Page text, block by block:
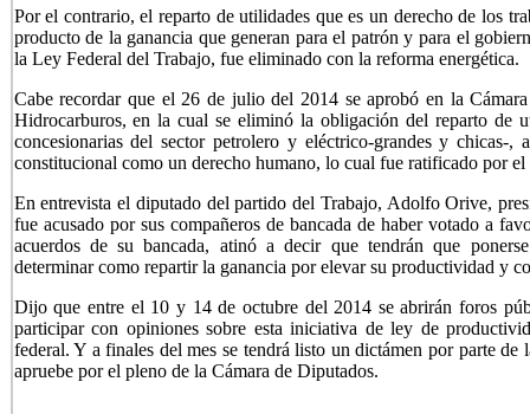
Por el contrario, el reparto de utilidades que es un derecho de los
producto de la ganancia que generan para el patrón y para el
la Ley Federal del Trabajo, fue eliminado con la reforma energética.
Cabe recordar que el 26 de julio del 2014 se aprobó en la
Hidrocarburos, en la cual se eliminó la obligación del reparto de
concesionarias del sector petrolero y eléctrico-grandes y chicas-
constitucional como un derecho humano, lo cual fue ratificado por el
En entrevista el diputado del partido del Trabajo, Adolfo Orive,
fue acusado por sus compañeros de bancada de haber votado a
acuerdos de su bancada, atinó a decir que tendrán que
determinar como repartir la ganancia por elevar su productividad y
Dijo que entre el 10 y 14 de octubre del 2014 se abrirán foros
participar con opiniones sobre esta iniciativa de ley de
federal. Y a finales del mes se tendrá listo un dictámen por parte
apruebe por el pleno de la Cámara de Diputados.